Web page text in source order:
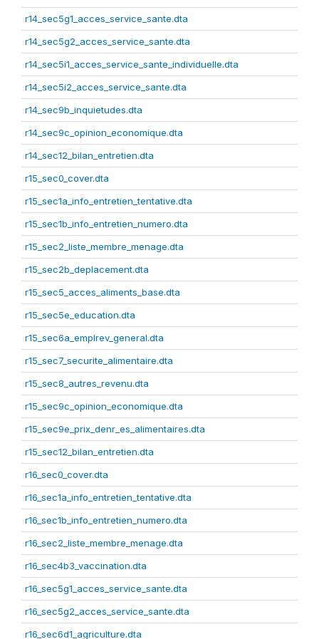
r14_sec5g1_acces_service_sante.dta
r14_sec5g2_acces_service_sante.dta
r14_sec5i1_acces_service_sante_individuelle.dta
r14_sec5i2_acces_service_sante.dta
r14_sec9b_inquietudes.dta
r14_sec9c_opinion_economique.dta
r14_sec12_bilan_entretien.dta
r15_sec0_cover.dta
r15_sec1a_info_entretien_tentative.dta
r15_sec1b_info_entretien_numero.dta
r15_sec2_liste_membre_menage.dta
r15_sec2b_deplacement.dta
r15_sec5_acces_aliments_base.dta
r15_sec5e_education.dta
r15_sec6a_emplrev_general.dta
r15_sec7_securite_alimentaire.dta
r15_sec8_autres_revenu.dta
r15_sec9c_opinion_economique.dta
r15_sec9e_prix_denr_es_alimentaires.dta
r15_sec12_bilan_entretien.dta
r16_sec0_cover.dta
r16_sec1a_info_entretien_tentative.dta
r16_sec1b_info_entretien_numero.dta
r16_sec2_liste_membre_menage.dta
r16_sec4b3_vaccination.dta
r16_sec5g1_acces_service_sante.dta
r16_sec5g2_acces_service_sante.dta
r16_sec6d1_agriculture.dta